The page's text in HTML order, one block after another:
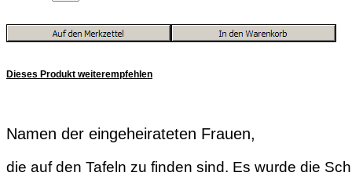
Dieses Produkt weiterempfehlen
Namen der eingeheirateten Frauen,
die auf den Tafeln zu finden sind. Es wurde die